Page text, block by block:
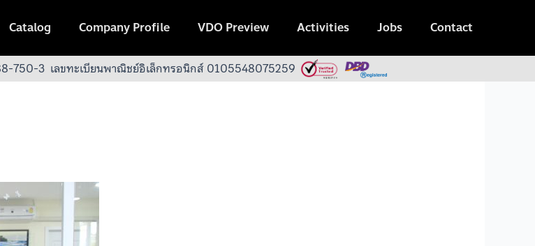
Catalog Company Profile VDO Preview Activities Jobs Contact
750-3 เลขทะเบียนพาณิชย์อิเล็กทรอนิกส์ 0105548075259